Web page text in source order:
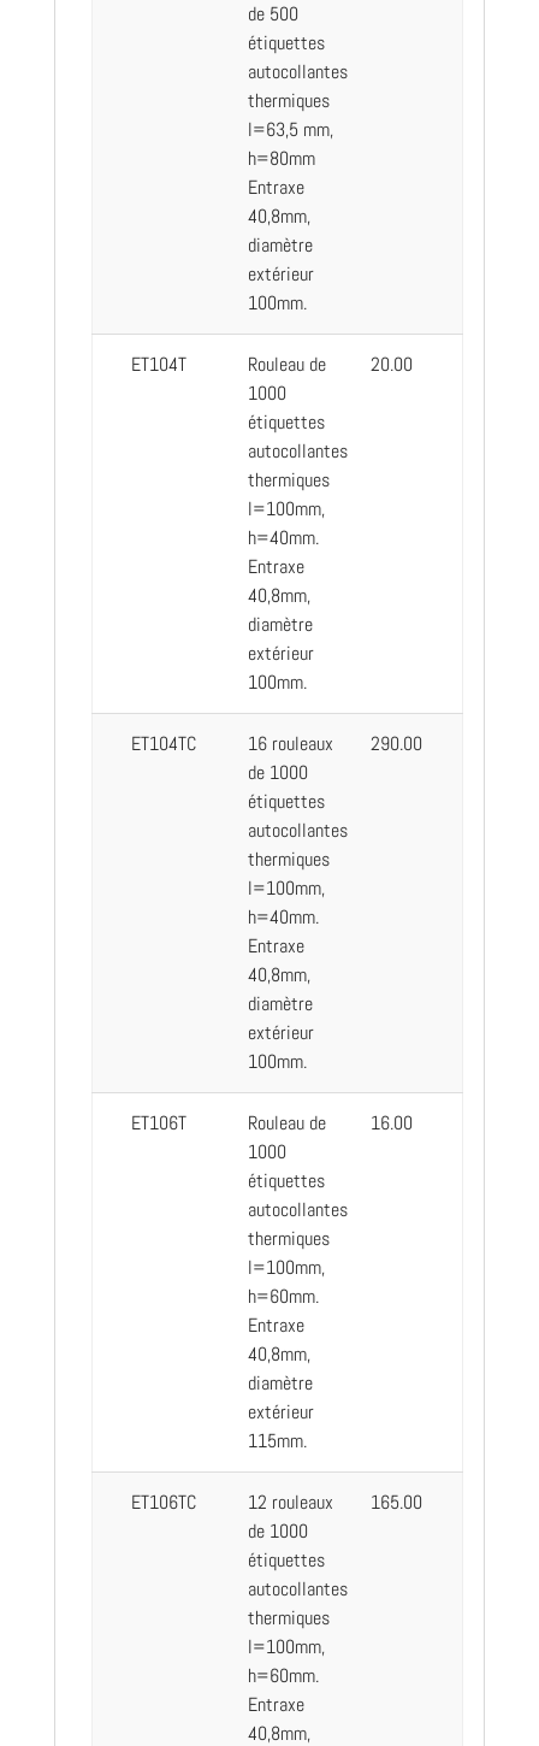
de 500
étiquettes
autocollantes
thermiques
l=63,5 mm,
h=80mm
Entraxe
40,8mm,
diamètre
extérieur
100mm.
ET104T
Rouleau de
1000
étiquettes
autocollantes
thermiques
l=100mm,
h=40mm.
Entraxe
40,8mm,
diamètre
extérieur
100mm.
20.00
ET104TC
16 rouleaux
de 1000
étiquettes
autocollantes
thermiques
l=100mm,
h=40mm.
Entraxe
40,8mm,
diamètre
extérieur
100mm.
290.00
ET106T
Rouleau de
1000
étiquettes
autocollantes
thermiques
l=100mm,
h=60mm.
Entraxe
40,8mm,
diamètre
extérieur
115mm.
16.00
ET106TC
12 rouleaux
de 1000
étiquettes
autocollantes
thermiques
l=100mm,
h=60mm.
Entraxe
40,8mm,
165.00